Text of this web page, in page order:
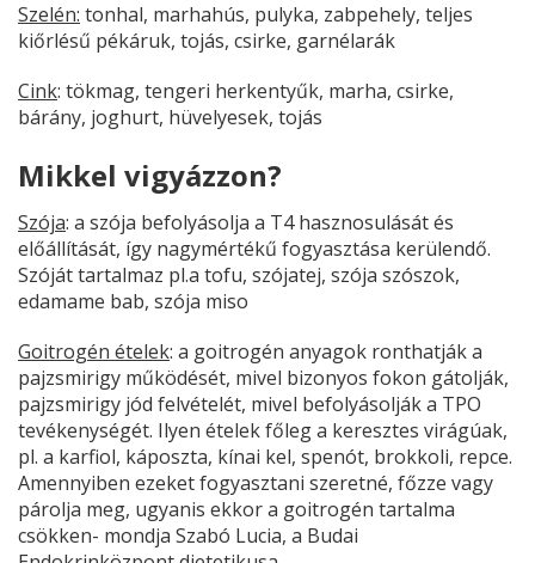
Szelén: tonhal, marhahús, pulyka, zabpehely, teljes
kiőrlésű pékáruk, tojás, csirke, garnélarák
Cink: tökmag, tengeri herkentyűk, marha, csirke,
bárány, joghurt, hüvelyesek, tojás
Mikkel vigyázzon?
Szója: a szója befolyásolja a T4 hasznosulását és
előállítását, így nagymértékű fogyasztása kerülendő.
Szóját tartalmaz pl.a tofu, szójatej, szója szószok,
edamame bab, szója miso
Goitrogén ételek: a goitrogén anyagok ronthatják a
pajzsmirigy működését, mivel bizonyos fokon gátolják,
pajzsmirigy jód felvételét, mivel befolyásolják a TPO
tevékenységét. Ilyen ételek főleg a keresztes virágúak,
pl. a karfiol, káposzta, kínai kel, spenót, brokkoli, repce.
Amennyiben ezeket fogyasztani szeretné, főzze vagy
párolja meg, ugyanis ekkor a goitrogén tartalma
csökken- mondja Szabó Lucia, a Budai